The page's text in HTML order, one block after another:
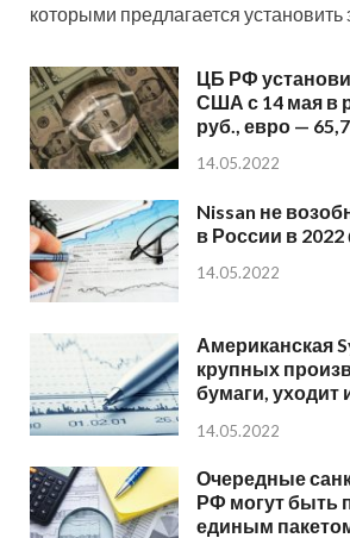
которыми предлагается установить
ЦБ РФ
США с 14 мая в
руб., евро —
14.05.2022
Nissan не
в России в
14.05.2022
Американская
крупных
бумаги, уходит
14.05.2022
Очередные
РФ могут быть
единым